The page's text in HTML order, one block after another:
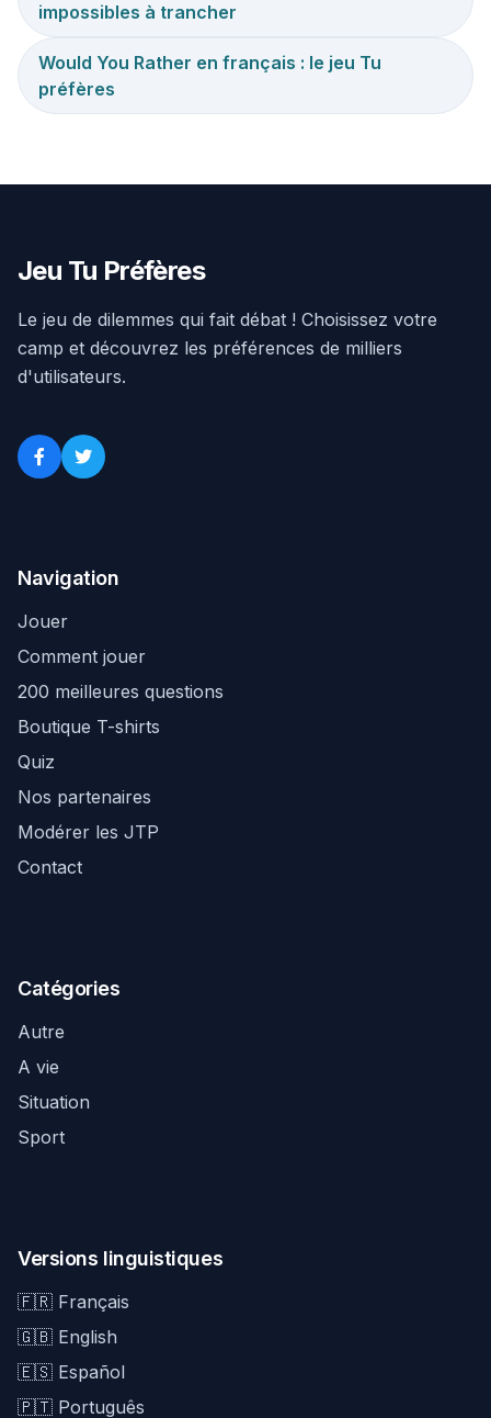
impossibles à trancher
Would You Rather en français : le jeu Tu
préfères
Jeu Tu Préfères
Le jeu de dilemmes qui fait débat ! Choisissez votre
camp et découvrez les préférences de milliers
d'utilisateurs.
Navigation
Jouer
Comment jouer
200 meilleures questions
Boutique T-shirts
Quiz
Nos partenaires
Modérer les JTP
Contact
Catégories
Autre
A vie
Situation
Sport
Versions linguistiques
🇫🇷 Français
🇬🇧 English
🇪🇸 Español
🇵🇹 Português